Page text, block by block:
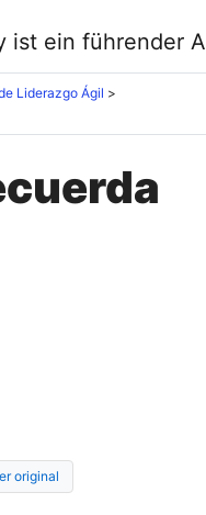
Liderazgo Ágil
original